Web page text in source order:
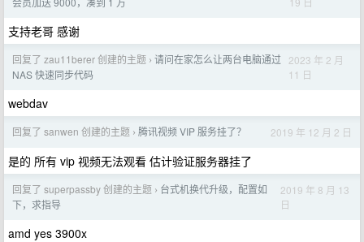
支持老哥 感谢
回复了 zau11berer 创建的主题 › 请问在家怎么让两台电脑通过
NAS 快速同步代码
2023 年 2 月
11 日
webdav
回复了 sanwen 创建的主题 › 腾讯视频 VIP 服务挂了？ 2019 年 12 月 2 日
是的 所有 vip 视频无法观看 估计验证服务器挂了
回复了 superpassby 创建的主题 › 台式机换代升级，配置如
下，求指导
2019 年 8 月 13
日
amd yes 3900x